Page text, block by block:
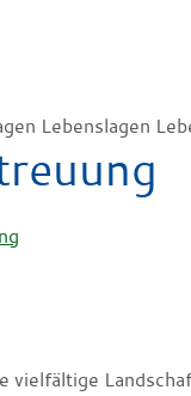
Lebenslagen